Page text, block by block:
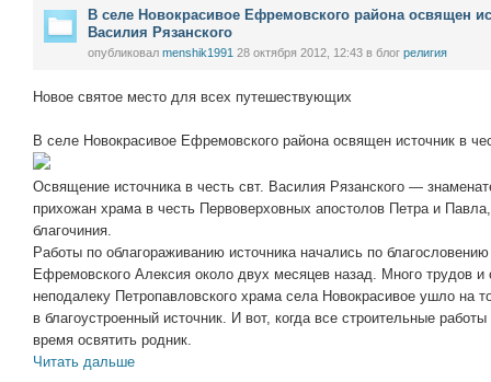
В селе Новокрасивое Ефремовского района освящен
Василия Рязанского
опубликовал menshik1991 28 октября 2012, 12:43 в блог религия
Новое святое место для всех путешествующих
В селе Новокрасивое Ефремовского района освящен источник в
Освящение источника в честь свт. Василия Рязанского —
прихожан храма в честь Первоверховных апостолов Петра и
благочиния.
Работы по облагораживанию источника начались по
Ефремовского Алексия около двух месяцев назад. Много трудов и
неподалеку Петропавловского храма села Новокрасивое ушло на
в благоустроенный источник. И вот, когда все строительные
время освятить родник.
Читать дальше